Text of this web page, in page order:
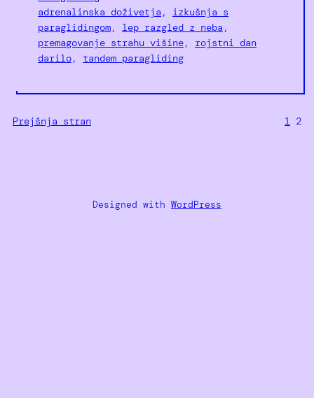
adrenalinska doživetja , izkušnja s
paraglidingom, lep razgled z neba
premagovanje strahu višine, rojstni dan
darilo, tandem paragliding
Prejšnja stran 1 2
Designed with WordPress